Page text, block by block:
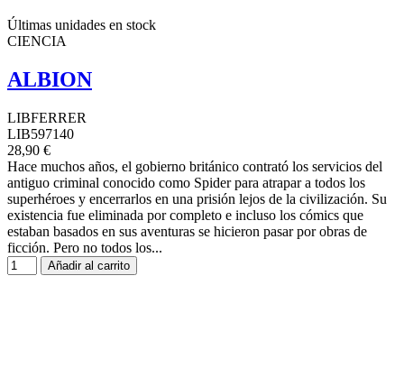
Últimas unidades en stock
CIENCIA
ALBION
LIBFERRER
LIB597140
28,90 €
Hace muchos años, el gobierno británico contrató los servicios del
antiguo criminal conocido como Spider para atrapar a todos los
superhéroes y encerrarlos en una prisión lejos de la civilización. Su
existencia fue eliminada por completo e incluso los cómics que
estaban basados en sus aventuras se hicieron pasar por obras de
ficción. Pero no todos los...
Añadir al carrito